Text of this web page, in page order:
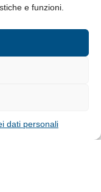
e funzioni.
dati personali
Cookie